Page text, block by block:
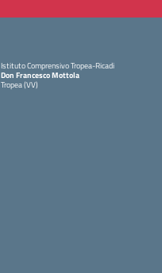
Istituto Comprensivo Tropea-Ricadi
Don Francesco Mottola
Tropea (VV)
— Visita la pagina iniziale della scuola